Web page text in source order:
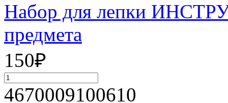
Набор для лепки
предмета
150₽
4670009100610